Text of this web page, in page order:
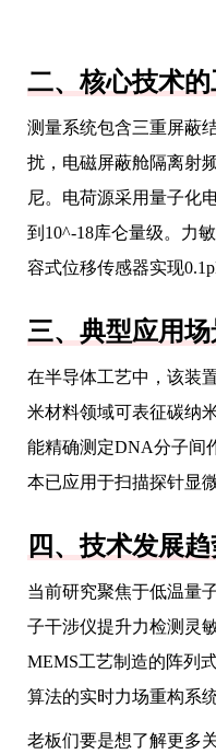
二、核心技术
测量系统包含三重屏蔽
扰，电磁屏蔽舱隔离射
尼。电荷源采用量子化
到10^-18库仑量级。力
容式位移传感器实现
三、典型应用
在半导体工艺中，该装
米材料领域可表征碳纳
能精确测定DNA分子间
本已应用于扫描探针显
四、技术发展
当前研究聚焦于低温量
子干涉仪提升力检测灵
MEMS工艺制造的阵列
算法的实时力场重构系统
老板们要是想了解更多